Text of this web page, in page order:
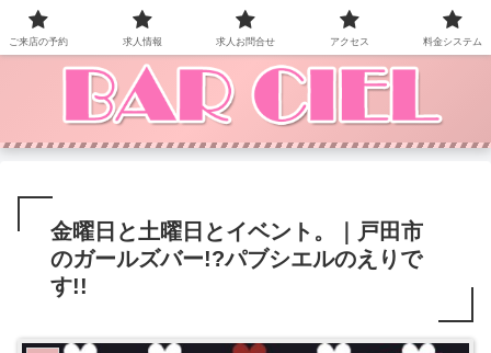
BAR CIEL！ご来店お待ちしています。
金曜日と土曜日とイベント。｜戸田市
のガールズバー!?パブシエルのえりで
す!!
ご来店の予約 求人情報 求人お問合せ アクセス 料金システム